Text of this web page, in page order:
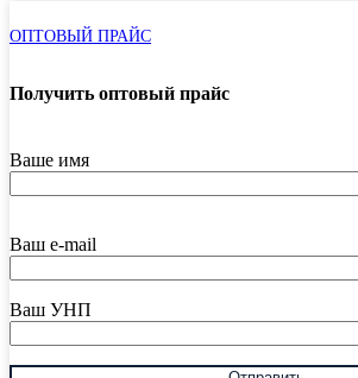
ОПТОВЫЙ ПРАЙС
Получить оптовый прайс
Ваше имя
Ваш e-mail
Ваш УНП